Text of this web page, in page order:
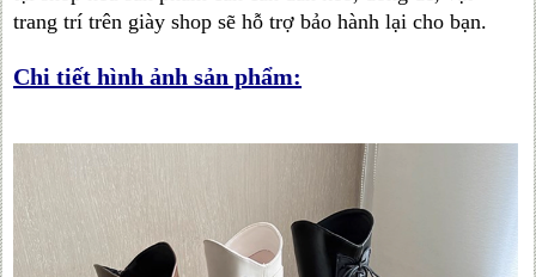
trang trí trên giày shop sẽ hỗ trợ bảo hành lại cho bạn.
Chi tiết hình ảnh sản phẩm: